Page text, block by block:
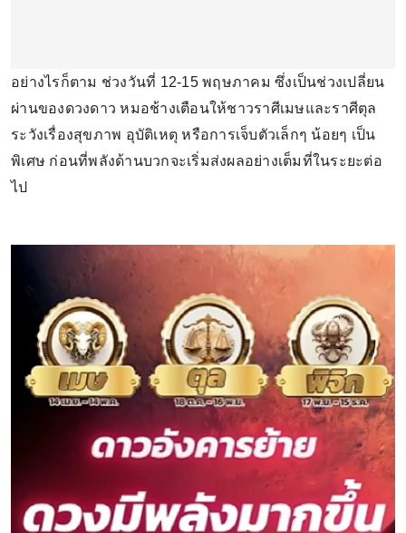
อย่างไรก็ตาม ช่วงวันที่ 12-15 พฤษภาคม ซึ่งเป็นช่วงเปลี่ยน
ผ่านของดวงดาว หมอช้างเตือนให้ชาวราศีเมษและราศีตุล
ระวังเรื่องสุขภาพ อุบัติเหตุ หรือการเจ็บตัวเล็กๆ น้อยๆ เป็น
พิเศษ ก่อนที่พลังด้านบวกจะเริ่มส่งผลอย่างเต็มที่ในระยะต่อ
ไป